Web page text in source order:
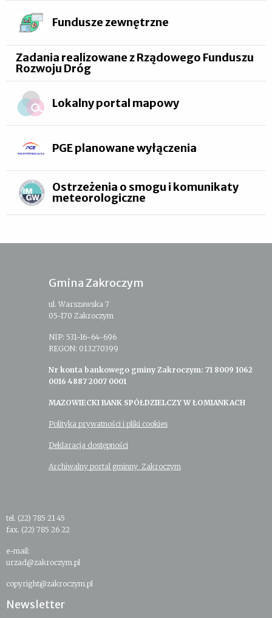
Fundusze zewnętrzne
Zadania realizowane z Rządowego Funduszu
Rozwoju Dróg
Lokalny portal mapowy
PGE planowane wyłączenia
Ostrzeżenia o smogu i komunikaty
meteorologiczne
Gmina Zakroczym
ul. Warszawska 7
05-170 Zakroczym
NIP: 531-16-64-696
REGON: 013270399
Nr konta bankowego gminy Zakroczym: 71 8009 1062
0016 4887 2007 0001
MAZOWIECKI BANK SPÓŁDZIELCZY W ŁOMIANKACH
Polityka prywatności i pliki cookies
Deklaracja dostępności
Archiwalny portal gminny Zakroczym
tel. (22) 785 21 45
fax. (22) 785 26 22
e-mail:
urzad@zakroczym.pl
copyright@zakroczym.pl
Newsletter